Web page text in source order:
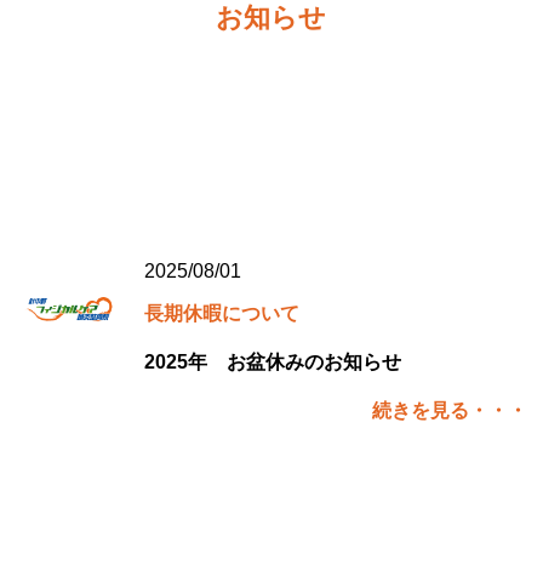
お知らせ
2025/08/01
長期休暇について
2025年 お盆休みのお知らせ
続きを見る・・・